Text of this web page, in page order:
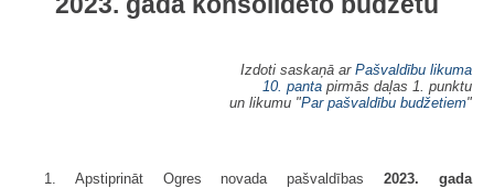
Izdoti saskaņā ar Pašvaldību likuma
10. panta pirmās daļas 1. punktu
un likumu "Par pašvaldību budžetiem"
1. Apstiprināt Ogres novada pašvaldības2023. gada